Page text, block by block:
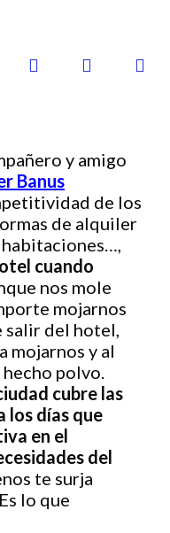
y amigo
Banus
de los
de alquiler
habitaciones…,
cuando
nos mole
mojarnos
salir del hotel,
mojarnos y al
polvo.
cubre las
los días que
en el
del
te surja
lo que